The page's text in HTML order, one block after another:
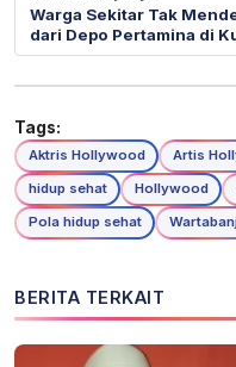
Warga Sekitar Tak
dari Depo Pertamina di
Tags:
Aktris Hollywood Artis
hidup sehat
Hollywood
Pola hidup sehat
BERITA TERKAIT